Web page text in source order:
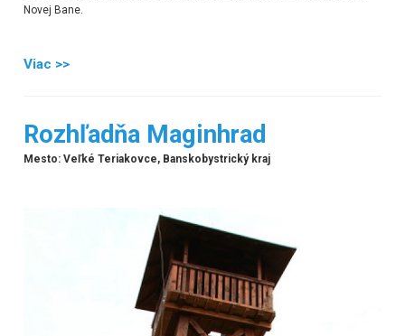
Novej Bane.
Viac >>
Rozhľadňa Maginhrad
Mesto: Veľké Teriakovce, Banskobystrický kraj